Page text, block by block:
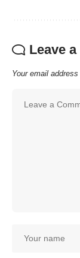
Leave
Your email